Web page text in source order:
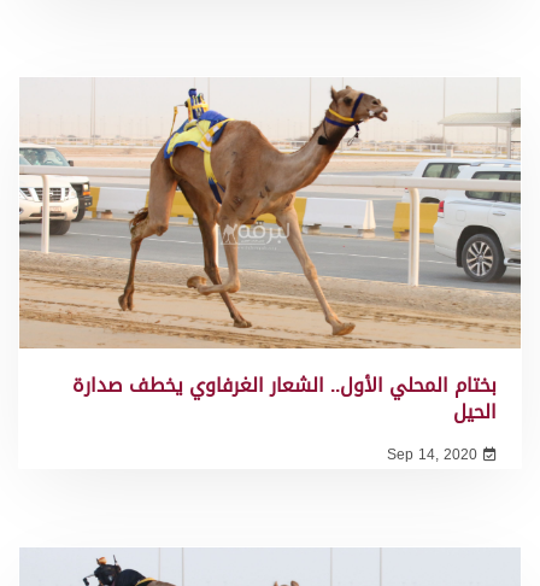
بختام المحلي الأول.. الشعار الغرفاوي يخطف صدارة
الحيل
Sep 14, 2020